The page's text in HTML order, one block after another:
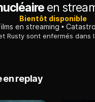
en
Bientôt disponible
en streaming
en replay